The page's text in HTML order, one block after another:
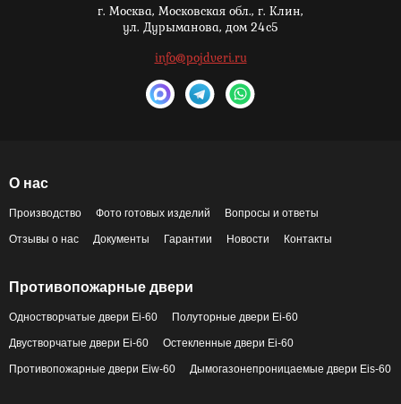
г. Москва, Московская обл., г. Клин,
ул. Дурыманова, дом 24с5
info@pojdveri.ru
О нас
Производство Фото готовых изделий Вопросы и ответы
Отзывы о нас Документы Гарантии Новости Контакты
Противопожарные двери
Одностворчатые двери Ei-60 Полуторные двери Ei-60
Двустворчатые двери Ei-60 Остекленные двери Ei-60
Противопожарные двери Eiw-60 Дымогазонепроницаемые двери Eis-60